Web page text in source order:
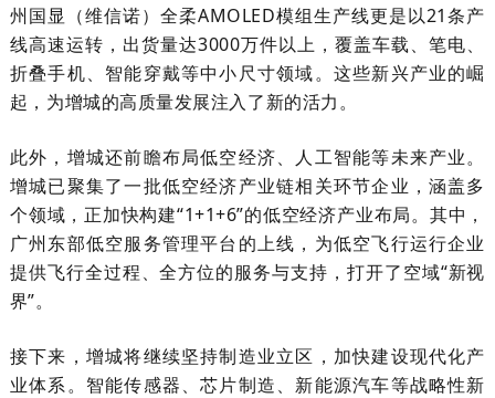
州国显（维信诺）全柔AMOLED模组生产线更是以21条产
线高速运转，出货量达3000万件以上，覆盖车载、笔电、
折叠手机、智能穿戴等中小尺寸领域。这些新兴产业的崛
起，为增城的高质量发展注入了新的活力。
此外，增城还前瞻布局低空经济、人工智能等未来产业。
增城已聚集了一批低空经济产业链相关环节企业，涵盖多
个领域，正加快构建“1+1+6”的低空经济产业布局。其中，
广州东部低空服务管理平台的上线，为低空飞行运行企业
提供飞行全过程、全方位的服务与支持，打开了空域“新视
界”。
接下来，增城将继续坚持制造业立区，加快建设现代化产
业体系。智能传感器、芯片制造、新能源汽车等战略性新